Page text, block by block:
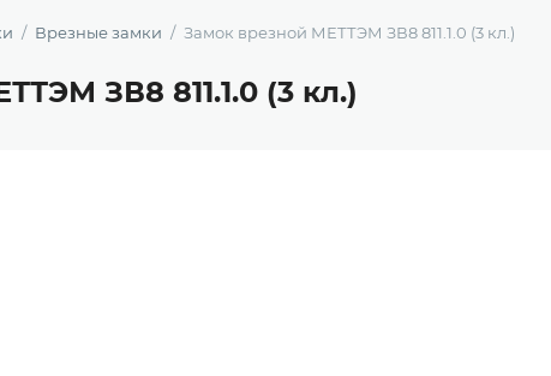
Врезные замки Замок врезной МЕТТЭМ ЗВ8 811.1.0 (3 кл.)
ЗВ8 811.1.0 (3 кл.)